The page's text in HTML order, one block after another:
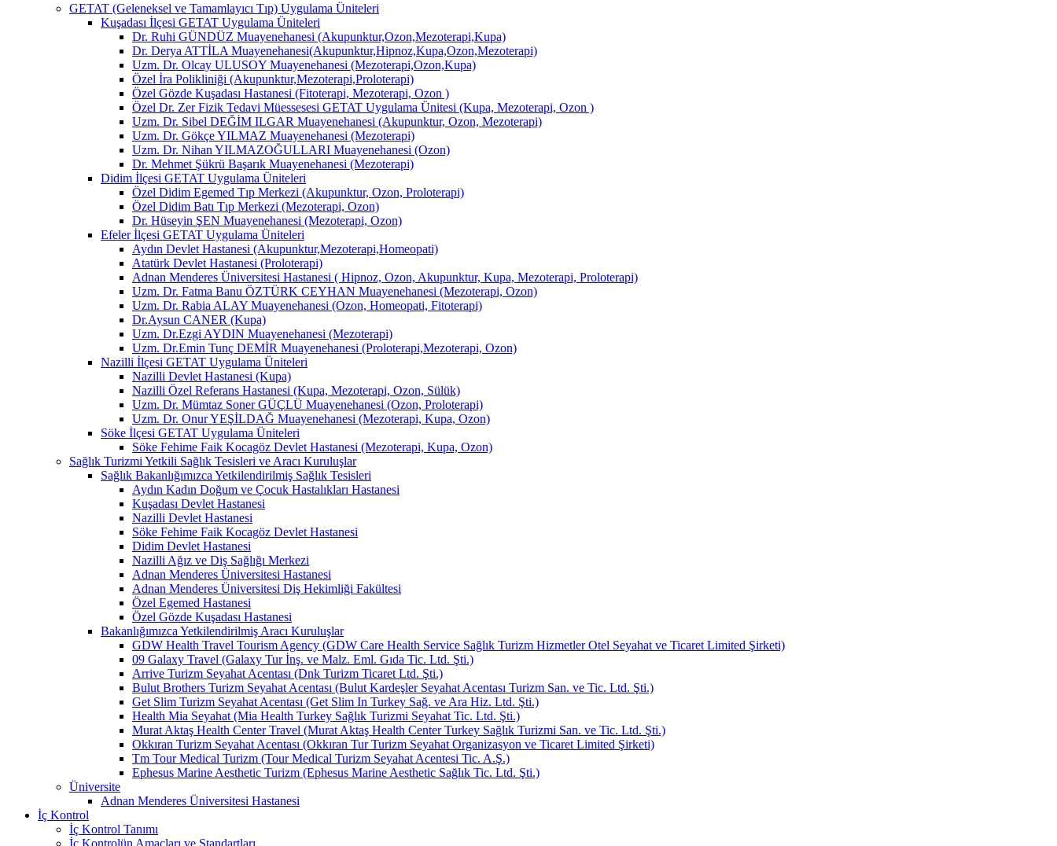
GETAT (Geleneksel ve Tamamlayıcı Tıp) Uygulama Üniteleri
Kuşadası İlçesi GETAT Uygulama Üniteleri
Dr. Ruhi GÜNDÜZ Muayenehanesi (Akupunktur,Ozon,Mezoterapi,Kupa)
Dr. Derya ATTİLA Muayenehanesi(Akupunktur,Hipnoz,Kupa,Ozon,Mezoterapi)
Uzm. Dr. Olcay ULUSOY Muayenehanesi (Mezoterapi,Ozon,Kupa)
Özel İra Polikliniği (Akupunktur,Mezoterapi,Proloterapi)
Özel Gözde Kuşadası Hastanesi (Fitoterapi, Mezoterapi, Ozon )
Özel Dr. Zer Fizik Tedavi Müessesesi GETAT Uygulama Ünitesi (Kupa, Mezoterapi, Ozon )
Uzm. Dr. Sibel DEĞİM ILGAR Muayenehanesi (Akupunktur, Ozon, Mezoterapi)
Uzm. Dr. Gökçe YILMAZ Muayenehanesi (Mezoterapi)
Uzm. Dr. Nihan YILMAZOĞULLARI Muayenehanesi (Ozon)
Dr. Mehmet Şükrü Başarık Muayenehanesi (Mezoterapi)
Didim İlçesi GETAT Uygulama Üniteleri
Özel Didim Egemed Tıp Merkezi (Akupunktur, Ozon, Proloterapi)
Özel Didim Batı Tıp Merkezi (Mezoterapi, Ozon)
Dr. Hüseyin ŞEN Muayenehanesi (Mezoterapi, Ozon)
Efeler İlçesi GETAT Uygulama Üniteleri
Aydın Devlet Hastanesi (Akupunktur,Mezoterapi,Homeopati)
Atatürk Devlet Hastanesi (Proloterapi)
Adnan Menderes Üniversitesi Hastanesi ( Hipnoz, Ozon, Akupunktur, Kupa, Mezoterapi, Proloterapi)
Uzm. Dr. Fatma Banu ÖZTÜRK CEYHAN Muayenehanesi (Mezoterapi, Ozon)
Uzm. Dr. Rabia ALAY Muayenehanesi (Ozon, Homeopati, Fitoterapi)
Dr.Aysun CANER (Kupa)
Uzm. Dr.Ezgi AYDIN Muayenehanesi (Mezoterapi)
Uzm. Dr.Emin Tunç DEMİR Muayenehanesi (Proloterapi,Mezoterapi, Ozon)
Nazilli İlçesi GETAT Uygulama Üniteleri
Nazilli Devlet Hastanesi (Kupa)
Nazilli Özel Referans Hastanesi (Kupa, Mezoterapi, Ozon, Sülük)
Uzm. Dr. Mümtaz Soner GÜÇLÜ Muayenehanesi (Ozon, Proloterapi)
Uzm. Dr. Onur YEŞİLDAĞ Muayenehanesi (Mezoterapi, Kupa, Ozon)
Söke İlçesi GETAT Uygulama Üniteleri
Söke Fehime Faik Kocagöz Devlet Hastanesi (Mezoterapi, Kupa, Ozon)
Sağlık Turizmi Yetkili Sağlık Tesisleri ve Aracı Kuruluşlar
Sağlık Bakanlığımızca Yetkilendirilmiş Sağlık Tesisleri
Aydın Kadın Doğum ve Çocuk Hastalıkları Hastanesi
Kuşadası Devlet Hastanesi
Nazilli Devlet Hastanesi
Söke Fehime Faik Kocagöz Devlet Hastanesi
Didim Devlet Hastanesi
Nazilli Ağız ve Diş Sağlığı Merkezi
Adnan Menderes Üniversitesi Hastanesi
Adnan Menderes Üniversitesi Diş Hekimliği Fakültesi
Özel Egemed Hastanesi
Özel Gözde Kuşadası Hastanesi
Bakanlığımızca Yetkilendirilmiş Aracı Kuruluşlar
GDW Health Travel Tourism Agency (GDW Care Health Service Sağlık Turizm Hizmetler Otel Seyahat ve Ticaret Limited Şirketi)
09 Galaxy Travel (Galaxy Tur İnş. ve Malz. Eml. Gıda Tic. Ltd. Şti.)
Arrive Turizm Seyahat Acentası (Dnk Turizm Ticaret Ltd. Şti.)
Bulut Brothers Turizm Seyahat Acentası (Bulut Kardeşler Seyahat Acentası Turizm San. ve Tic. Ltd. Şti.)
Get Slim Turizm Seyahat Acentası (Get Slim In Turkey Sağ. ve Ara Hiz. Ltd. Şti.)
Health Mia Seyahat (Mia Health Turkey Sağlık Turizmi Seyahat Tic. Ltd. Şti.)
Murat Aktaş Health Center Travel (Murat Aktaş Health Center Turkey Sağlık Turizmi San. ve Tic. Ltd. Şti.)
Okkıran Turizm Seyahat Acentası (Okkıran Tur Turizm Seyahat Organizasyon ve Ticaret Limited Şirketi)
Tm Tour Medical Turizm (Tour Medical Turizm Seyahat Acentesi Tic. A.Ş.)
Ephesus Marine Aesthetic Turizm (Ephesus Marine Aesthetic Sağlık Tic. Ltd. Şti.)
Üniversite
Adnan Menderes Üniversitesi Hastanesi
İç Kontrol
İç Kontrol Tanımı
İç Kontrolün Amaçları ve Standartları